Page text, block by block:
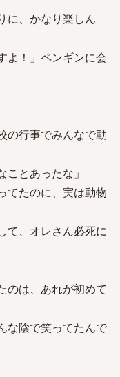
に、かなり楽しん
よ！」ペンギンに会
の行事でみんなで動
ことあったな」
てたのに、実は動物
て、オレさん必死に
のは、あれが初めて
な陰で笑ってたんで